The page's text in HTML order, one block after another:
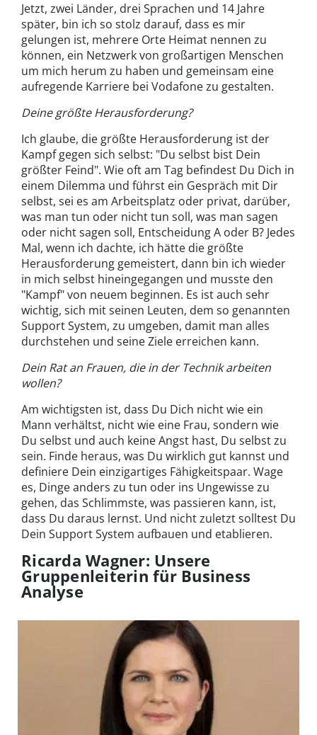
Jetzt, zwei Länder, drei Sprachen und 14 Jahre
später, bin ich so stolz darauf, dass es mir
gelungen ist, mehrere Orte Heimat nennen zu
können, ein Netzwerk von großartigen Menschen
um mich herum zu haben und gemeinsam eine
aufregende Karriere bei Vodafone zu gestalten.
Deine größte Herausforderung?
Ich glaube, die größte Herausforderung ist der
Kampf gegen sich selbst: "Du selbst bist Dein
größter Feind". Wie oft am Tag befindest Du Dich in
einem Dilemma und führst ein Gespräch mit Dir
selbst, sei es am Arbeitsplatz oder privat, darüber,
was man tun oder nicht tun soll, was man sagen
oder nicht sagen soll, Entscheidung A oder B? Jedes
Mal, wenn ich dachte, ich hätte die größte
Herausforderung gemeistert, dann bin ich wieder
in mich selbst hineingegangen und musste den
"Kampf" von neuem beginnen. Es ist auch sehr
wichtig, sich mit seinen Leuten, dem so genannten
Support System, zu umgeben, damit man alles
durchstehen und seine Ziele erreichen kann.
Dein Rat an Frauen, die in der Technik arbeiten
wollen?
Am wichtigsten ist, dass Du Dich nicht wie ein
Mann verhältst, nicht wie eine Frau, sondern wie
Du selbst und auch keine Angst hast, Du selbst zu
sein. Finde heraus, was Du wirklich gut kannst und
definiere Dein einzigartiges Fähigkeitspaar. Wage
es, Dinge anders zu tun oder ins Ungewisse zu
gehen, das Schlimmste, was passieren kann, ist,
dass Du daraus lernst. Und nicht zuletzt solltest Du
Dein Support System aufbauen und etablieren.
Ricarda Wagner: Unsere
Gruppenleiterin für Business
Analyse